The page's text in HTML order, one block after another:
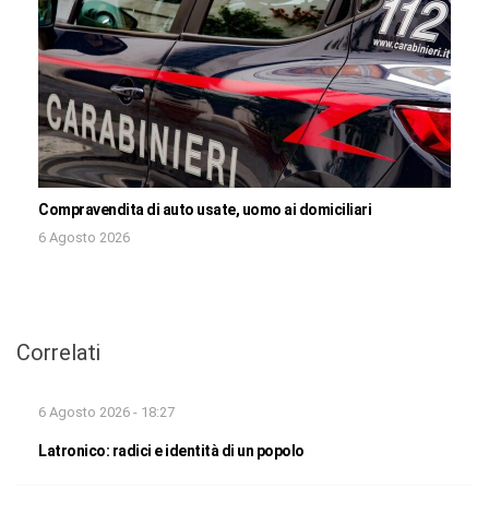
Compravendita di auto usate, uomo ai domiciliari
6 Agosto 2026
Correlati
6 Agosto 2026 - 18:27
Latronico: radici e identità di un popolo